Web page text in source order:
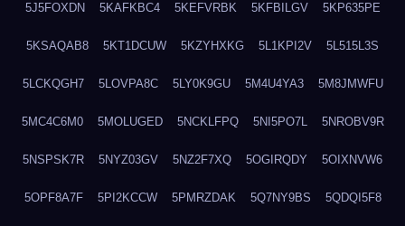
5J5FOXDN 5KAFKBC4 5KEFVRBK 5KFBILGV 5KP635PE
5KSAQAB8 5KT1DCUW 5KZYHXKG 5L1KPI2V 5L515L3S
5LCKQGH7 5LOVPA8C 5LY0K9GU 5M4U4YA3 5M8JMWFU
5MC4C6M0 5MOLUGED 5NCKLFPQ 5NI5PO7L 5NROBV9R
5NSPSK7R 5NYZ03GV 5NZ2F7XQ 5OGIRQDY 5OIXNVW6
5OPF8A7F 5PI2KCCW 5PMRZDAK 5Q7NY9BS 5QDQI5F8